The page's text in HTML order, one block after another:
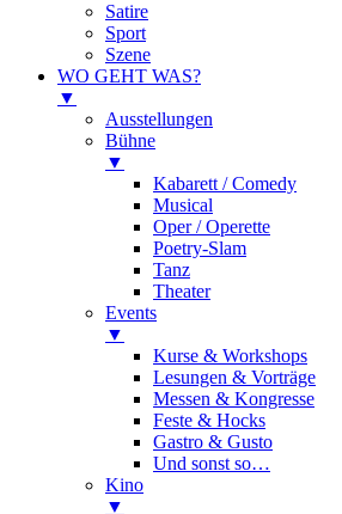
Satire
Sport
Szene
WO GEHT WAS?
▼
Ausstellungen
Bühne
▼
Kabarett / Comedy
Musical
Oper / Operette
Poetry-Slam
Tanz
Theater
Events
▼
Kurse & Workshops
Lesungen & Vorträge
Messen & Kongresse
Feste & Hocks
Gastro & Gusto
Und sonst so…
Kino
▼